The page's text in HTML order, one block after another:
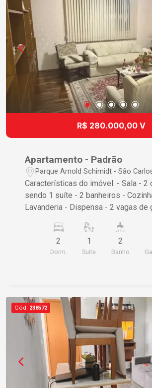
R$ 280.000,00 V
Apartamento - Padrão
Parque Arnold Schimidt - São
Características do imóvel: - Sala - 2 dormitórios,
sendo 1 suíte - 2 banheiros -
Lavanderia - Dispensa - 2 vagas de
(armários, mesa e cadeiras) Não perca essa
oportunidade!
2
Dorm.
1
Suite
2
Banho
Cód. 238572